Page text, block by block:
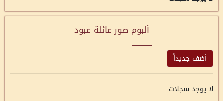
ألبوم صور عائلة عبود
أضف جديداً
لا يوجد سجلات